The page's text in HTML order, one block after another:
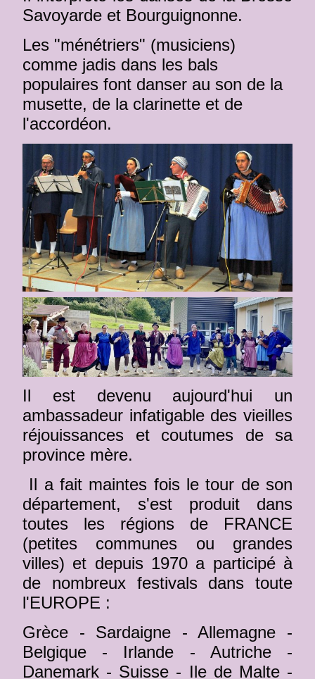
Savoyarde et Bourguignonne.
Les "ménétriers" (musiciens)
comme jadis dans les bals
populaires font danser au son de la
musette, de la clarinette et de
l'accordéon.
Il est devenu aujourd'hui un
ambassadeur infatigable des vieilles
réjouissances et coutumes de sa
province mère.
Il a fait maintes fois le tour de son
département, s'est produit dans
toutes les régions de FRANCE
(petites communes ou grandes
villes) et depuis 1970 a participé à
de nombreux festivals dans toute
l'EUROPE :
Grèce - Sardaigne - Allemagne -
Belgique - Irlande - Autriche -
Danemark - Suisse - Ile de Malte -